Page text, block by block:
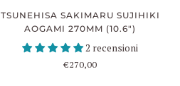
TSUNEHISA SAKIMARU SUJIHIKI
AOGAMI 270MM (10.6")
2 recensioni
€270,00